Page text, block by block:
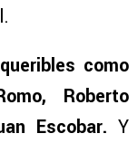
como
Roberto
Escobar. Y